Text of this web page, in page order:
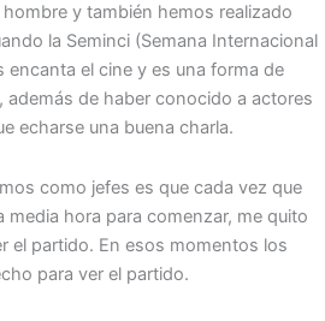
y también hemos realizado
la Seminci (Semana Internacional
encanta el cine y es una forma de
además de haber conocido a actores
echarse una buena charla.
como jefes es que cada vez que
hora para comenzar, me quito
el partido. En esos momentos los
para ver el partido.